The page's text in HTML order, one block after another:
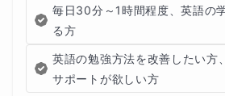
毎日30分～1時間程度、英語の
る方
英語の勉強方法を改善したい方
サポートが欲しい方